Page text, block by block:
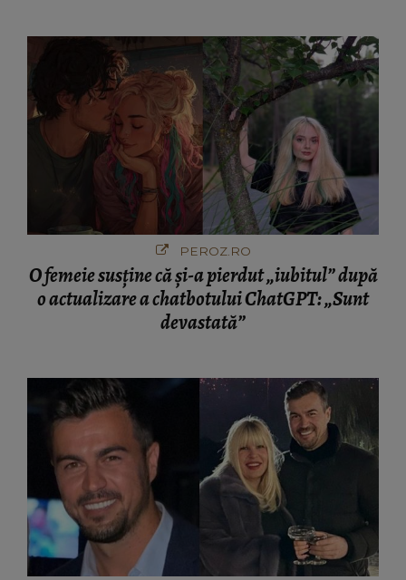
PEROZ.RO
O femeie susține că și-a pierdut „iubitul” după
o actualizare a chatbotului ChatGPT: „Sunt
devastată”